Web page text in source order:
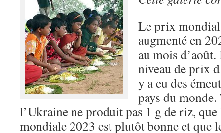
Le prix
augmenté en
au mois
niveau de prix
y a eu des
pays du
l’Ukraine ne produit pas 1 g de riz,
mondiale 2023 est plutôt bonne et que